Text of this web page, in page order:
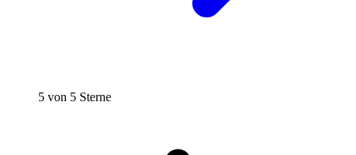
5 von 5 Sterne